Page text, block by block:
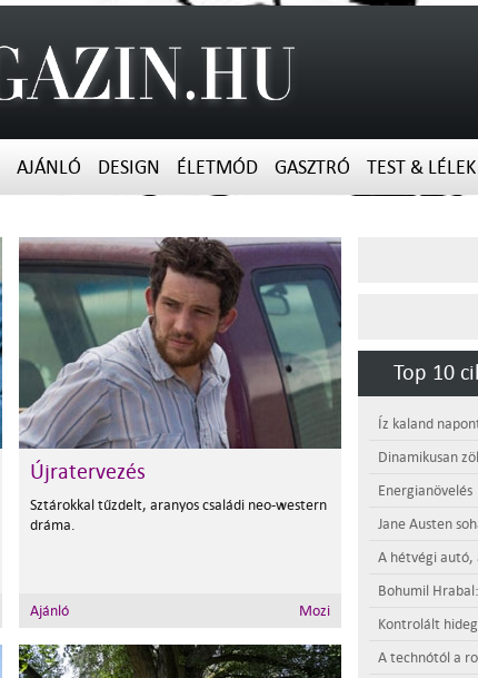
AJÁNLÓ DESIGN ÉLETMÓD GASZTRÓ TEST & LÉLEK
Újratervezés
Sztárokkal tűzdelt, aranyos családi neo-western
dráma.
Ajánló Mozi
Top 10
Íz kaland
Dinamikusan
Energianövelés
Jane Austen
A hétvégi autó,
Bohumil
Kontrolált hideg
A technótól a